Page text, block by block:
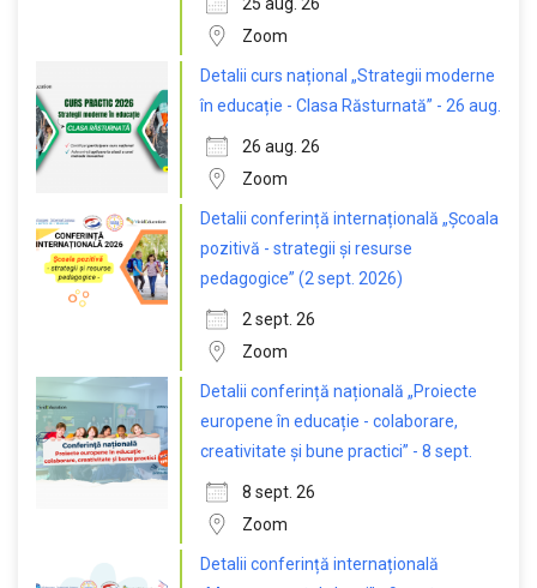
Zoom
Detalii curs național „Strategii moderne
în educație - Clasa Răsturnată” - 26 aug.
26 aug. 26
Zoom
Detalii conferință internațională „Școala
pozitivă - strategii și resurse
pedagogice” (2 sept. 2026)
2 sept. 26
Zoom
Detalii conferință națională „Proiecte
europene în educație - colaborare,
creativitate și bune practici” - 8 sept.
8 sept. 26
Zoom
Detalii conferință internațională